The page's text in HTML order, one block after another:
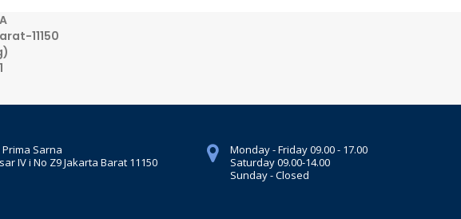
11150
Monday - Friday 09.00 - 17.00
Saturday 09.00-14.00
Sunday - Closed
Sarna
IV i No Z9 Jakarta Barat 11150